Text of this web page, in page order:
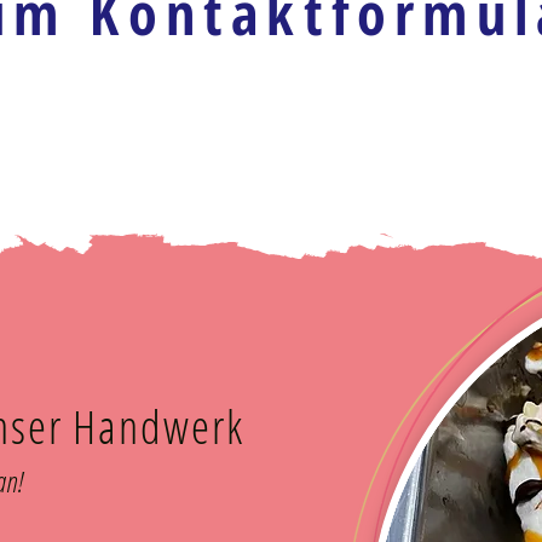
Handwerk